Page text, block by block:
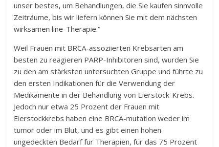
unser bestes, um Behandlungen, die Sie kaufen sinnvolle
Zeiträume, bis wir liefern können Sie mit dem nächsten
wirksamen line-Therapie.“
Weil Frauen mit BRCA-assoziierten Krebsarten am
besten zu reagieren PARP-Inhibitoren sind, wurden Sie
zu den am stärksten untersuchten Gruppe und führte zu
den ersten Indikationen für die Verwendung der
Medikamente in der Behandlung von Eierstock-Krebs.
Jedoch nur etwa 25 Prozent der Frauen mit
Eierstockkrebs haben eine BRCA-mutation weder im
tumor oder im Blut, und es gibt einen hohen
ungedeckten Bedarf für Therapien, für das 75 Prozent